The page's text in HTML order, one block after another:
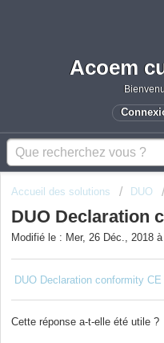
Accueil des solutions DUO
DUO Declaration
Modifié le : Mer, 26 Déc., 2018 à
DUO Declaration conformity CE
Cette réponse a-t-elle été utile ?